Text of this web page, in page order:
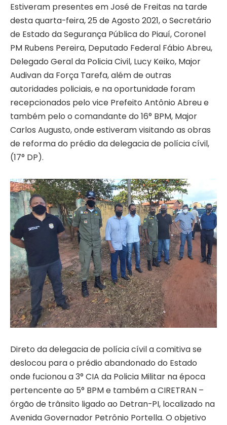
Estiveram presentes em José de Freitas na tarde
desta quarta-feira, 25 de Agosto 2021, o Secretário
de Estado da Segurança Pública do Piauí, Coronel
PM Rubens Pereira, Deputado Federal Fábio Abreu,
Delegado Geral da Policia Civil, Lucy Keiko, Major
Audivan da Força Tarefa, além de outras
autoridades policiais, e na oportunidade foram
recepcionados pelo vice Prefeito Antônio Abreu e
também pelo o comandante do 16° BPM, Major
Carlos Augusto, onde estiveram visitando as obras
de reforma do prédio da delegacia de polícia cívil,
(17° DP).
Direto da delegacia de polícia cívil a comitiva se
deslocou para o prédio abandonado do Estado
onde fucionou a 3° CIA da Policia Militar na época
pertencente ao 5° BPM e também a CIRETRAN –
órgão de trânsito ligado ao Detran-PI, localizado na
Avenida Governador Petrônio Portella. O objetivo